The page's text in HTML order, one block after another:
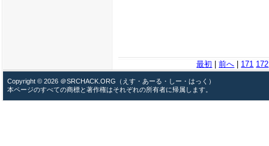
最初 |前へ 171 172
Copyright © 2026 ＠SRCHACK.ORG（えす・あーる・しー・はっく）
本ページのすべての商標と著作権はそれぞれの所有者に帰属します。